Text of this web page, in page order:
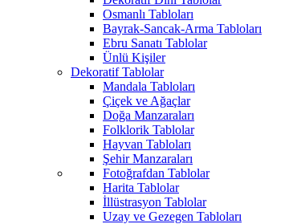
Osmanlı Tabloları
Bayrak-Sancak-Arma Tabloları
Ebru Sanatı Tablolar
Ünlü Kişiler
Dekoratif Tablolar
Mandala Tabloları
Çiçek ve Ağaçlar
Doğa Manzaraları
Folklorik Tablolar
Hayvan Tabloları
Şehir Manzaraları
Fotoğrafdan Tablolar
Harita Tablolar
İllüstrasyon Tablolar
Uzay ve Gezegen Tabloları